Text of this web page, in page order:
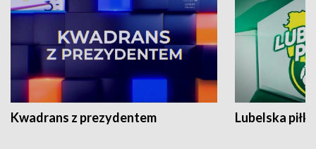
Kwadrans z prezydentem Lubelska piłka